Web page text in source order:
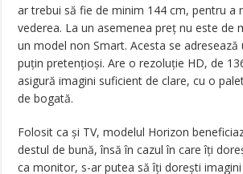
ar trebui să fie de minim 144 cm, pentru a
vederea. La un asemenea preț nu este de
un model non Smart. Acesta se
puțin pretențioși. Are o rezoluție HD, de
asigură imagini suficient de clare, cu o
de bogată.
Folosit ca și TV, modelul Horizon
destul de bună, însă în cazul în care îți
ca monitor, s-ar putea să îți dorești